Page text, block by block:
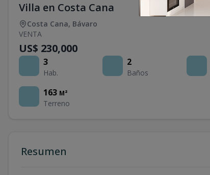
Villa en Costa Cana
Costa Cana, Bávaro
VENTA
US$ 230,000
3
Hab.
2
Baños
163 M²
Terreno
Resumen